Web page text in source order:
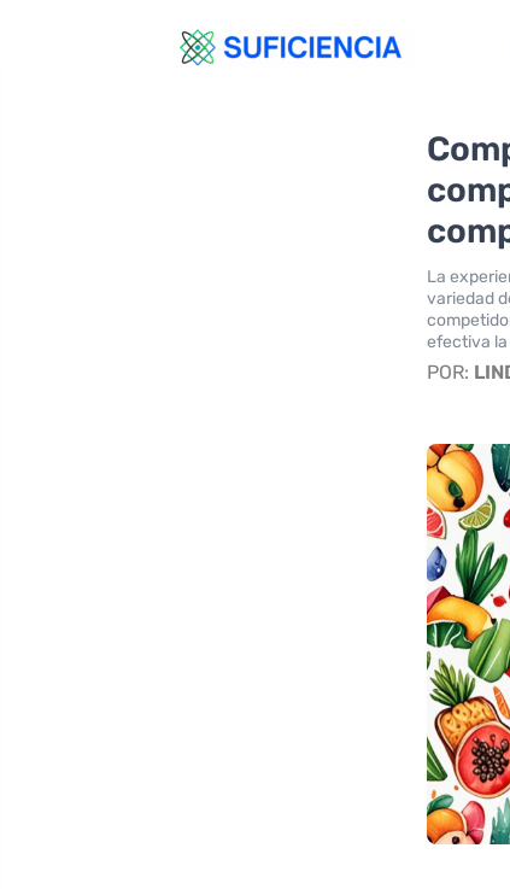
La
variedad
efectiva la
POR: